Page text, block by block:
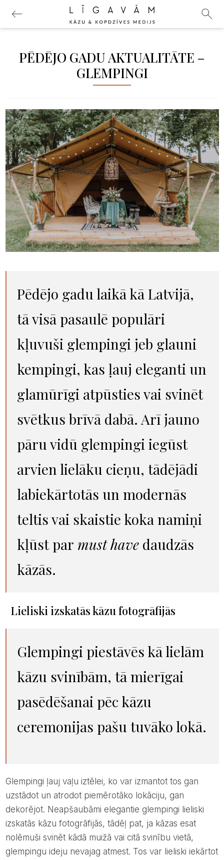
PĒDĒJO GADU AKTUALITĀTE –
GLEMPINGI
Pēdējo gadu laikā kā Latvijā,
tā visā pasaulē populāri
kļuvuši glempingi jeb glauni
kempingi, kas ļauj eleganti un
glamūrīgi atpūsties vai svinēt
svētkus brīvā dabā. Arī jauno
pāru vidū glempingi iegūst
arvien lielāku cieņu, tādējādi
labiekārtotās un modernās
teltis vai skaistie koka namiņi
kļūst par must havedaudzās
kāzās.
Lieliski izskatās kāzu fotogrāfijās
Glempingi piestāvēs kā lielām
kāzu svinībām, tā mierīgai
pasēdēšanai pēc kāzu
ceremonijas pašu tuvāko lokā.
Glempingi ļauj vaļu iztēlei, ko var izmantot tos gan
uzstādot un atrodot piemērotāko lokāciju, gan
dekorējot. Neapšaubāmi elegantie glempingi lieliski
izskatās kāzu fotogrāfijās, tādēļ pat, ja kāzas esat
nolēmuši svinēt kādā muižā vai citā svinību vietā,
glempingu ideju nevajag atmest. Tos var lieliski iekārtot